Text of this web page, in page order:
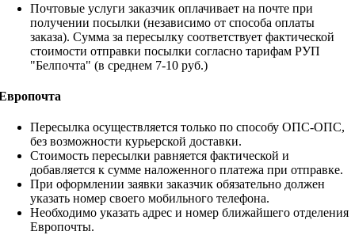
Почтовые услуги заказчик оплачивает на почте при
получении посылки (независимо от способа оплаты
заказа). Сумма за пересылку соответствует фактической
стоимости отправки посылки согласно тарифам РУП
"Белпочта" (в среднем 7-10 руб.)
Пересылка осуществляется только по способу ОПС-ОПС,
без возможности курьерской доставки.
Стоимость пересылки равняется фактической и
добавляется к сумме наложенного платежа при отправке.
При оформлении заявки заказчик обязательно должен
указать номер своего мобильного телефона.
Необходимо указать адрес и номер ближайшего отделения
Европочты.